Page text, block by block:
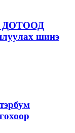
ДОТООД
шинэ